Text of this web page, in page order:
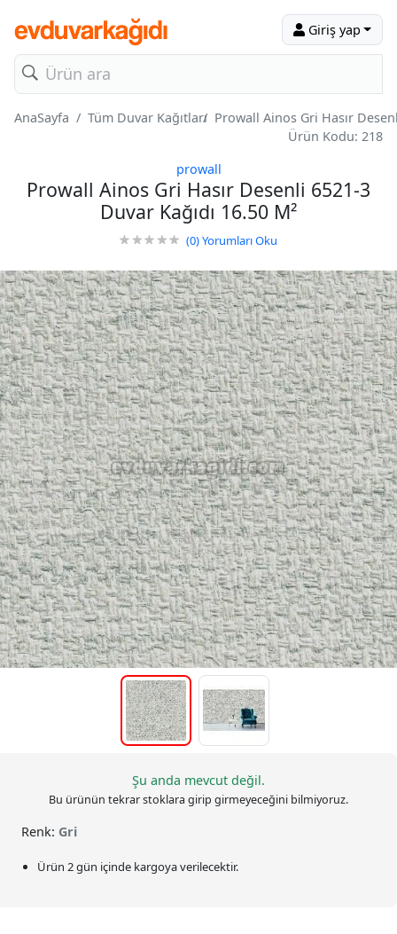
Giriş yap
AnaSayfa Tüm Duvar Kağıtları Prowall Ainos Gri Hasır
Ürün Kodu: 218
prowall
Prowall Ainos Gri Hasır Desenli 6521-3
Duvar Kağıdı 16.50 M²
(0)Yorumları Oku
Şu anda mevcut değil.
Bu ürünün tekrar stoklara girip girmeyeceğini bilmiyoruz.
Renk: Gri
Ürün 2 gün içinde kargoya verilecektir.